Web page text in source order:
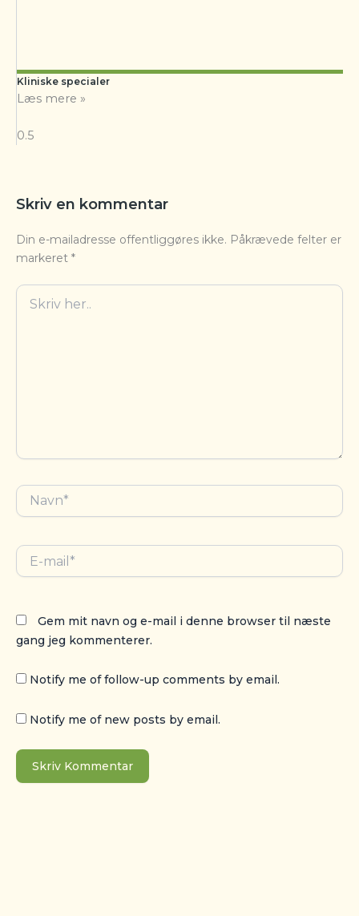
Kliniske specialer
Læs mere »
Skriv en kommentar
Din e-mailadresse offentliggøres ikke. Påkrævede felter er
markeret *
Skriv
her..
Navn*
E-
mail*
Gem mit navn og e-mail i denne browser til næste
gang jeg kommenterer.
Notify me of follow-up comments by email.
Notify me of new posts by email.